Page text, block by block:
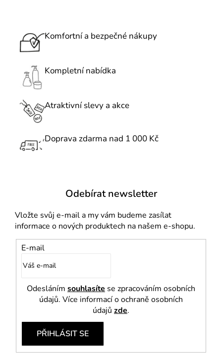
c
r
y
p
v
á
Komfortní a bezpečné nákupy
Kompletní nabídka
Atraktivní slevy a akce
Doprava zdarma nad 1 000 Kč
Odebírat newsletter
Vložte svůj e-mail a my vám budeme zasílat
informace o nových produktech na našem e-shopu.
E-mail
Odesláním souhlasíte se zpracováním osobních
údajů. Více informací o ochraně osobních
údajů zde.
PŘIHLÁSIT SE